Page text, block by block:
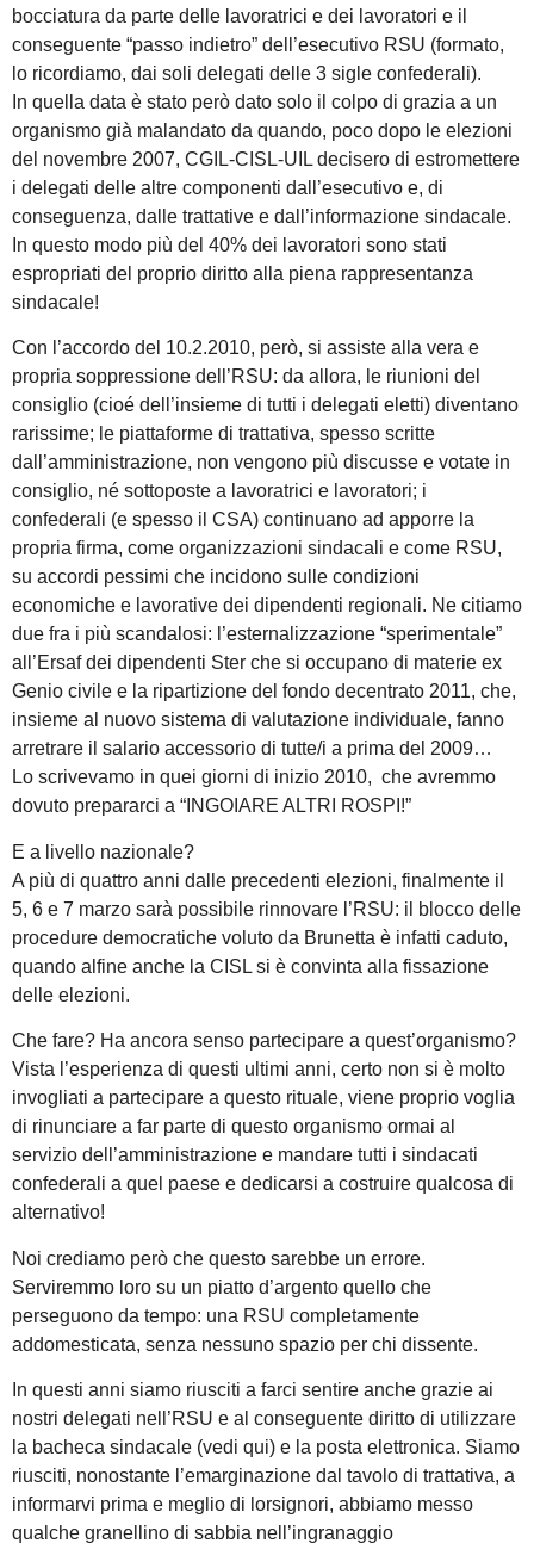
bocciatura da parte delle lavoratrici e dei lavoratori e il
conseguente “passo indietro” dell’esecutivo RSU (formato,
lo ricordiamo, dai soli delegati delle 3 sigle confederali).
In quella data è stato però dato solo il colpo di grazia a un
organismo già malandato da quando, poco dopo le elezioni
del novembre 2007, CGIL-CISL-UIL decisero di estromettere
i delegati delle altre componenti dall’esecutivo e, di
conseguenza, dalle trattative e dall’informazione sindacale.
In questo modo più del 40% dei lavoratori sono stati
espropriati del proprio diritto alla piena rappresentanza
sindacale!
Con l’accordo del 10.2.2010, però, si assiste alla vera e
propria soppressione dell’RSU: da allora, le riunioni del
consiglio (cioé dell’insieme di tutti i delegati eletti) diventano
rarissime; le piattaforme di trattativa, spesso scritte
dall’amministrazione, non vengono più discusse e votate in
consiglio, né sottoposte a lavoratrici e lavoratori; i
confederali (e spesso il CSA) continuano ad apporre la
propria firma, come organizzazioni sindacali e come RSU,
su accordi pessimi che incidono sulle condizioni
economiche e lavorative dei dipendenti regionali. Ne citiamo
due fra i più scandalosi: l’esternalizzazione “sperimentale”
all’Ersaf dei dipendenti Ster che si occupano di materie ex
Genio civile e la ripartizione del fondo decentrato 2011, che,
insieme al nuovo sistema di valutazione individuale, fanno
arretrare il salario accessorio di tutte/i a prima del 2009…
Lo scrivevamo in quei giorni di inizio 2010, che avremmo
dovuto prepararci a “INGOIARE ALTRI ROSPI!”
E a livello nazionale?
A più di quattro anni dalle precedenti elezioni, finalmente il
5, 6 e 7 marzo sarà possibile rinnovare l’RSU: il blocco delle
procedure democratiche voluto da Brunetta è infatti caduto,
quando alfine anche la CISL si è convinta alla fissazione
delle elezioni.
Che fare? Ha ancora senso partecipare a quest’organismo?
Vista l’esperienza di questi ultimi anni, certo non si è molto
invogliati a partecipare a questo rituale, viene proprio voglia
di rinunciare a far parte di questo organismo ormai al
servizio dell’amministrazione e mandare tutti i sindacati
confederali a quel paese e dedicarsi a costruire qualcosa di
alternativo!
Noi crediamo però che questo sarebbe un errore.
Serviremmo loro su un piatto d’argento quello che
perseguono da tempo: una RSU completamente
addomesticata, senza nessuno spazio per chi dissente.
In questi anni siamo riusciti a farci sentire anche grazie ai
nostri delegati nell’RSU e al conseguente diritto di utilizzare
la bacheca sindacale (vedi qui) e la posta elettronica. Siamo
riusciti, nonostante l’emarginazione dal tavolo di trattativa, a
informarvi prima e meglio di lorsignori, abbiamo messo
qualche granellino di sabbia nell’ingranaggio